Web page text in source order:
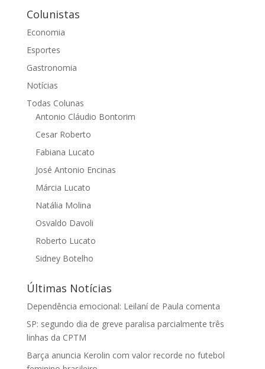
Colunistas
Economia
Esportes
Gastronomia
Notícias
Todas Colunas
Antonio Cláudio Bontorim
Cesar Roberto
Fabiana Lucato
José Antonio Encinas
Márcia Lucato
Natália Molina
Osvaldo Davoli
Roberto Lucato
Sidney Botelho
Últimas Notícias
Dependência emocional: Leilaní de Paula comenta
SP: segundo dia de greve paralisa parcialmente três
linhas da CPTM
Barça anuncia Kerolin com valor recorde no futebol